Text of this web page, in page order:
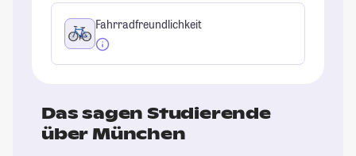
Fahrradfreundlichkeit
Das sagen Studierende
über München